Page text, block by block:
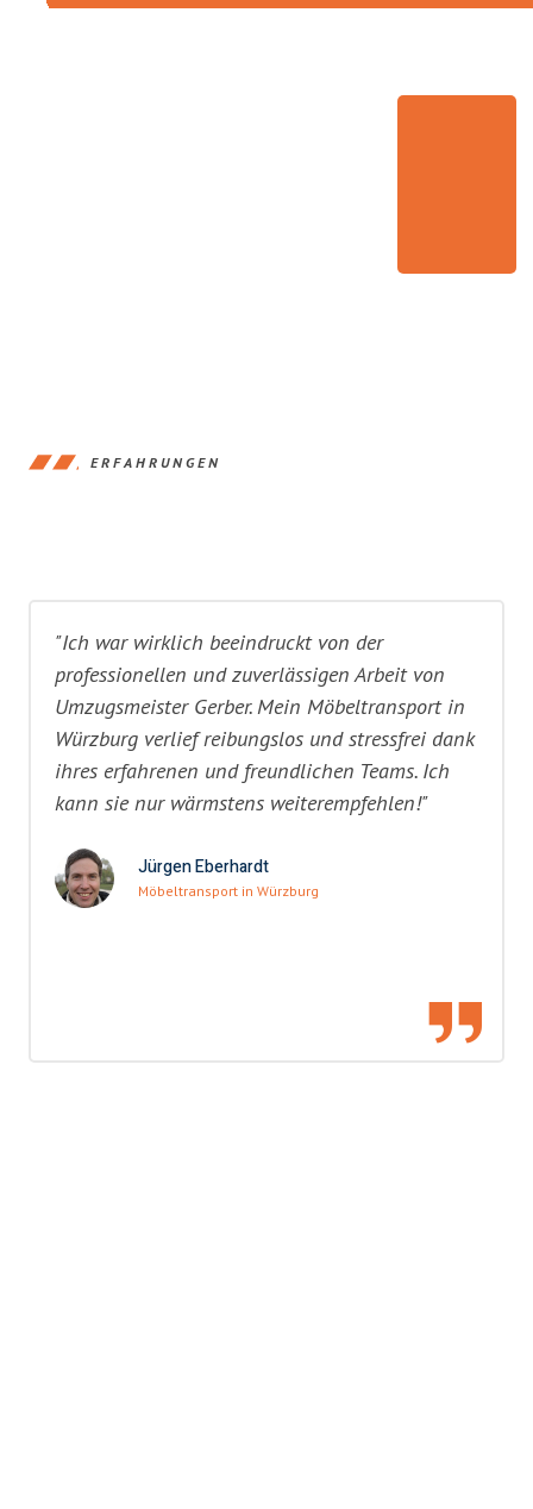
ERFAHRUNGEN
"Ich war wirklich beeindruckt von der
professionellen und zuverlässigen Arbeit von
Umzugsmeister Gerber. Mein Möbeltransport in
Würzburg verlief reibungslos und stressfrei dank
ihres erfahrenen und freundlichen Teams. Ich
kann sie nur wärmstens weiterempfehlen!"
Jürgen Eberhardt
Möbeltransport in Würzburg